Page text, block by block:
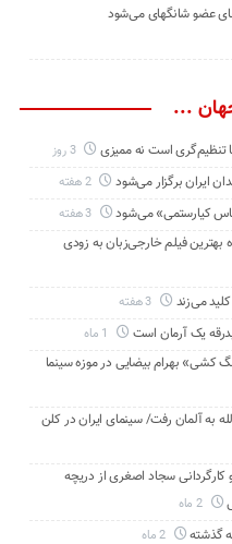
عضو شانگهای می‌شود
...
تنظیم‌گری است نه ممیزی 3 روز
ایران برگزار می‌شود 2 هفته
کیارستمی» می‌شود 3 هفته
فیلم خارجی‌زبان به زودی
می‌زند
یک آرمان است
بهرام بیضایی در موزه سینما
به آلمان رفت/ سینمای ایران در کلن
کارگردانی سجاد اصغری از دریچه
2 ماه
2 ماه